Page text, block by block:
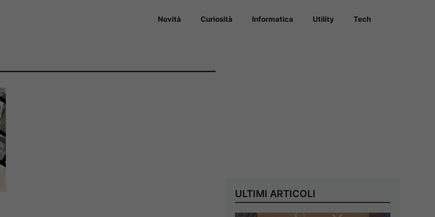
Novità Curiosità Informatica Utility Tech
ULTIMI ARTICOLI